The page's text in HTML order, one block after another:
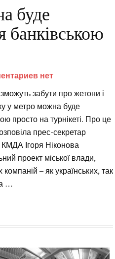
буде
банківською
нет
забути про жетони і
у метро можна буде
просто на турнікеті. Про це
прес-секретар
Ігоря Ніконова
проект міської влади,
компаній – як українських, так
…